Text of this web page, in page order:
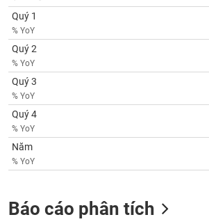
Quý 1
% YoY
Quý 2
% YoY
Quý 3
% YoY
Quý 4
% YoY
Năm
% YoY
Báo cáo phân tích
Đào
tạo
Sách
tài
chính
Công